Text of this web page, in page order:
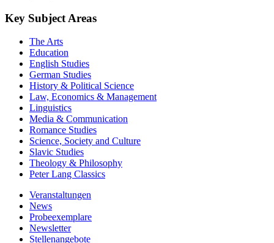
Key Subject Areas
The Arts
Education
English Studies
German Studies
History & Political Science
Law, Economics & Management
Linguistics
Media & Communication
Romance Studies
Science, Society and Culture
Slavic Studies
Theology & Philosophy
Peter Lang Classics
Veranstaltungen
News
Probeexemplare
Newsletter
Stellenangebote